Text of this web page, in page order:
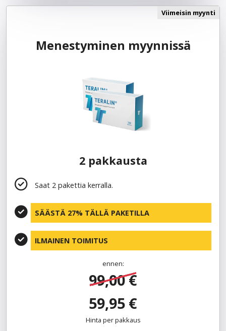
Viimeisin myynti
Menestyminen myynnissä
2 pakkausta
Saat 2 pakettia kerralla.
SÄÄSTÄ 27% TÄLLÄ PAKETILLA
ILMAINEN TOIMITUS
ennen:
99,00 €
59,95 €
Hinta per pakkaus